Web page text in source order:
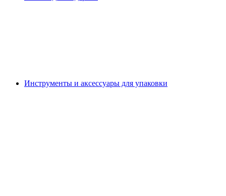
Инструменты и аксессуары для упаковки